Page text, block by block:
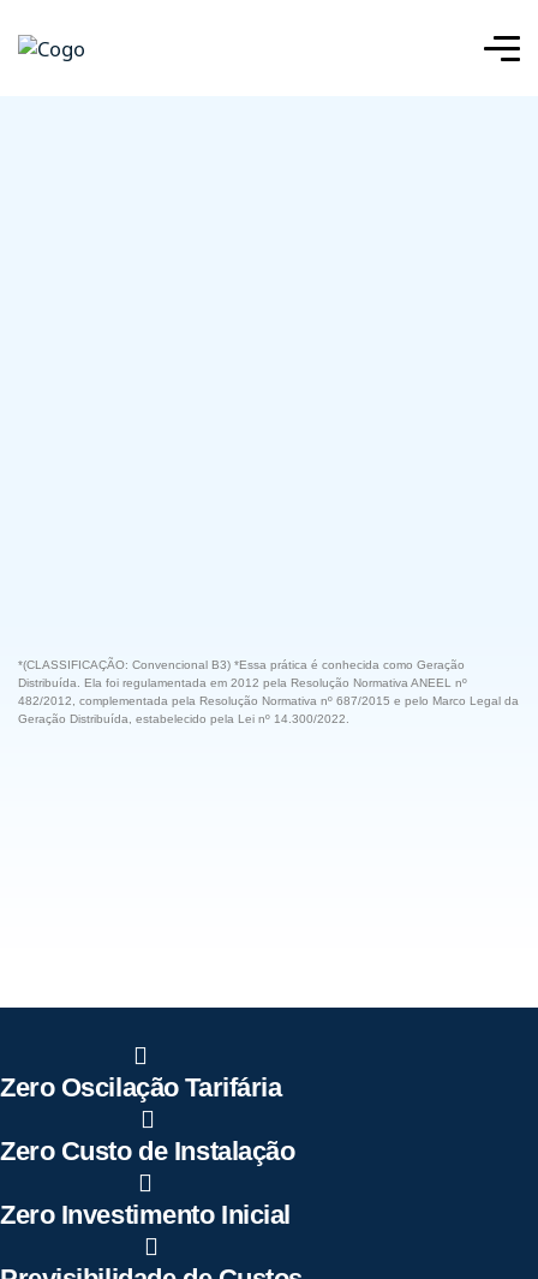
*(CLASSIFICAÇÃO: Convencional B3) *Essa prática é conhecida como Geração
Distribuída. Ela foi regulamentada em 2012 pela Resolução Normativa ANEEL nº
482/2012, complementada pela Resolução Normativa nº 687/2015 e pelo Marco Legal da
Geração Distribuída, estabelecido pela Lei nº 14.300/2022.
Zero Oscilação Tarifária
Zero Custo de Instalação
Zero Investimento Inicial